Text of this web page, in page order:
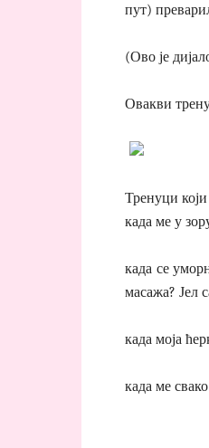
пут)
(Ово је
Овакви
Тренуци
када ме у
када се
масажа? Јел
када моја
када ме